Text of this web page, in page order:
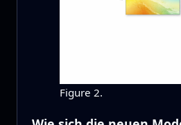
Figure 2.